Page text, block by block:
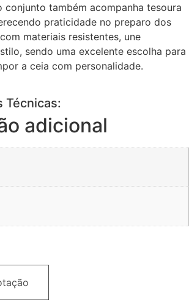
conjunto também acompanha tesoura
praticidade no preparo dos
materiais resistentes, une
sendo uma excelente escolha para
a ceia com personalidade.
Técnicas:
adicional